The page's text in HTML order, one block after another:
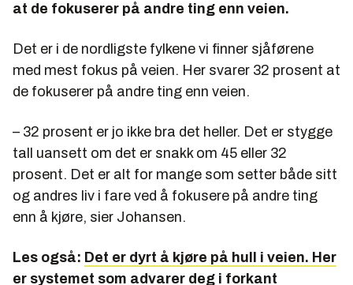
at de fokuserer på andre ting enn veien.
Det er i de nordligste fylkene vi finner sjåførene
med mest fokus på veien. Her svarer 32 prosent at
de fokuserer på andre ting enn veien.
– 32 prosent er jo ikke bra det heller. Det er stygge
tall uansett om det er snakk om 45 eller 32
prosent. Det er alt for mange som setter både sitt
og andres liv i fare ved å fokusere på andre ting
enn å kjøre, sier Johansen.
Les også: Det er dyrt å kjøre på hull i veien. Her
er systemet som advarer deg i forkant